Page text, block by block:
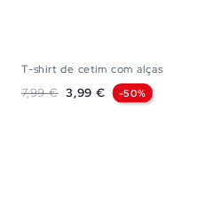
T-shirt de cetim com alças
Preço normal
7,99 € Preço
3,99 € -50%